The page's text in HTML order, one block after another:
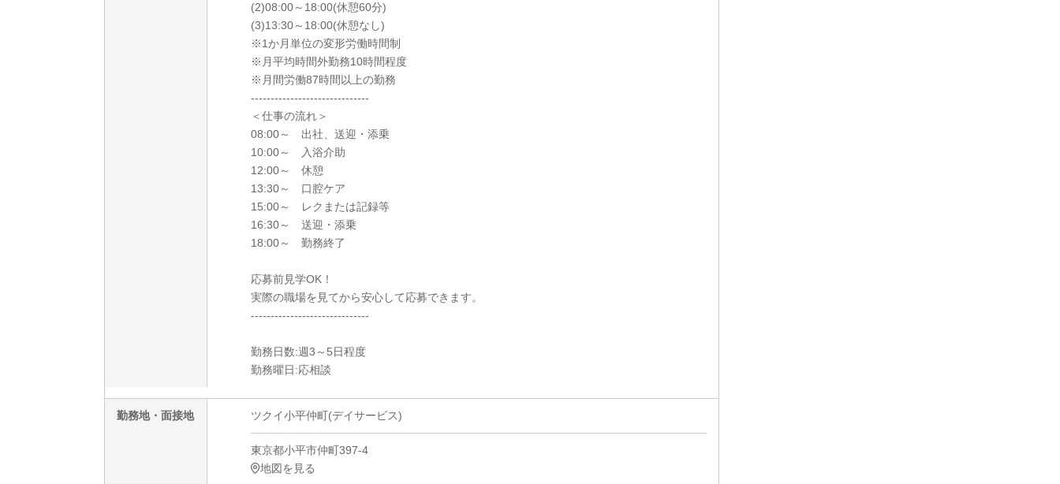
(2)08:00～18:00(休憩60分)
(3)13:30～18:00(休憩なし)
※1か月単位の変形労働時間制
※月平均時間外勤務10時間程度
※月間労働87時間以上の勤務
------------------------------
＜仕事の流れ＞
08:00～ 出社、送迎・添乗
10:00～ 入浴介助
12:00～ 休憩
13:30～ 口腔ケア
15:00～ レクまたは記録等
16:30～ 送迎・添乗
18:00～ 勤務終了
応募前見学OK！
実際の職場を見てから安心して応募できます。
------------------------------
勤務日数:週3～5日程度
勤務曜日:応相談
勤務地・面接地 ツクイ小平仲町(デイサービス)
東京都小平市仲町397-4
地図を見る